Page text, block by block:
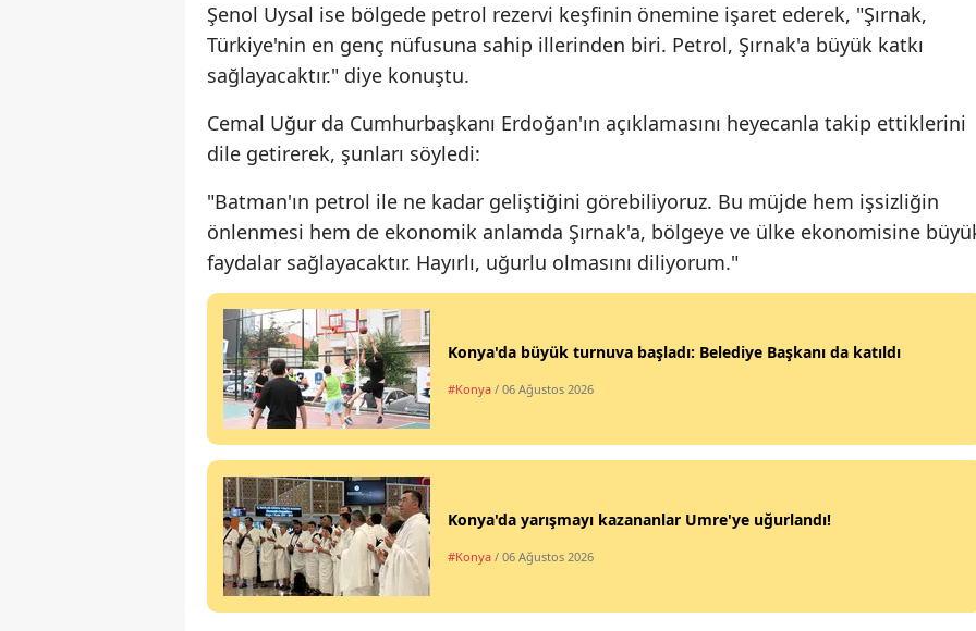
Rize
Samsun
Sinop
Sivas
Tekirdağ
Tokat
Uşak
Yozgat
Şenol Uysal ise bölgede petrol rezervi keşfinin önemine işaret ederek, "Şırnak,
Türkiye'nin en genç nüfusuna sahip illerinden biri. Petrol, Şırnak'a büyük katkı
sağlayacaktır." diye konuştu.
Cemal Uğur da Cumhurbaşkanı Erdoğan'ın açıklamasını heyecanla takip ettiklerini
dile getirerek, şunları söyledi:
"Batman'ın petrol ile ne kadar geliştiğini görebiliyoruz. Bu müjde hem işsizliğin
önlenmesi hem de ekonomik anlamda Şırnak'a, bölgeye ve ülke ekonomisine
faydalar sağlayacaktır. Hayırlı, uğurlu olmasını diliyorum."
Konya'da büyük turnuva başladı: Belediye Başkanı da katıldı
#Konya / 06 Ağustos 2026
Konya'da yarışmayı kazananlar Umre'ye uğurlandı!
#Konya / 06 Ağustos 2026